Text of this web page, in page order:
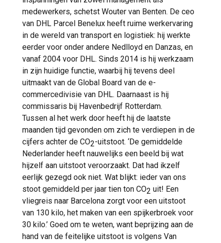
medewerkers, schetst Wouter van Benten. De ceo
van DHL Parcel Benelux heeft ruime werkervaring
in de wereld van transport en logistiek: hij werkte
eerder voor onder andere Nedlloyd en Danzas, en
vanaf 2004 voor DHL. Sinds 2014 is hij werkzaam
in zijn huidige functie, waarbij hij tevens deel
uitmaakt van de Global Board van de e-
commercedivisie van DHL. Daarnaast is hij
commissaris bij Havenbedrijf Rotterdam.
Tussen al het werk door heeft hij de laatste
maanden tijd gevonden om zich te verdiepen in de
cijfers achter de CO2-uitstoot. ‘De gemiddelde
Nederlander heeft nauwelijks een beeld bij wat
hijzelf aan uitstoot veroorzaakt. Dat had ikzelf
eerlijk gezegd ook niet. Wat blijkt: ieder van ons
stoot gemiddeld per jaar tien ton CO2 uit! Een
vliegreis naar Barcelona zorgt voor een uitstoot
van 130 kilo, het maken van een spijkerbroek voor
30 kilo.’ Goed om te weten, want beprijzing aan de
hand van de feitelijke uitstoot is volgens Van